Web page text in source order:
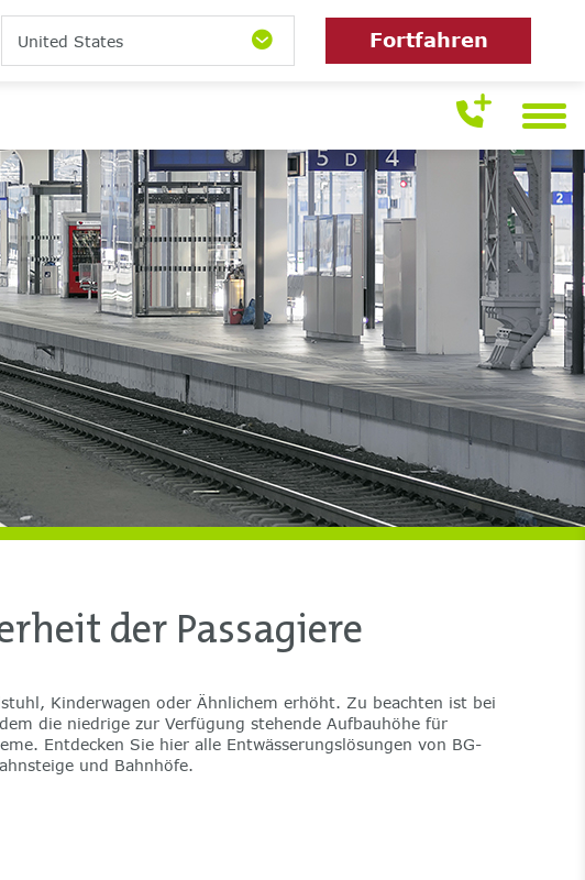
United States Fortfahren
der Passagiere
Kinderwagen oder Ähnlichem erhöht. Zu beachten ist bei
die niedrige zur Verfügung stehende Aufbauhöhe für
und Bahnhöfe.